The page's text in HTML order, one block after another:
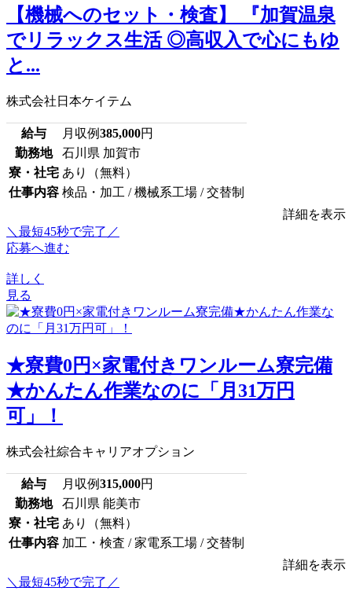
【機械へのセット・検査】 『加賀温泉
でリラックス生活 ◎高収入で心にもゆ
と...
株式会社日本ケイテム
給与 月収例385,000円
勤務地
石川県 加賀市
寮・社宅 あり（無料）
仕事内容 検品・加工 / 機械系工場 / 交替制
詳細を表示
＼最短45秒で完了／
応募へ進む
詳しく
見る
★寮費0円×家電付きワンルーム寮完備
★かんたん作業なのに「月31万円
可」！
株式会社綜合キャリアオプション
給与 月収例315,000円
勤務地
石川県 能美市
寮・社宅 あり（無料）
仕事内容 加工・検査 / 家電系工場 / 交替制
詳細を表示
＼最短45秒で完了／